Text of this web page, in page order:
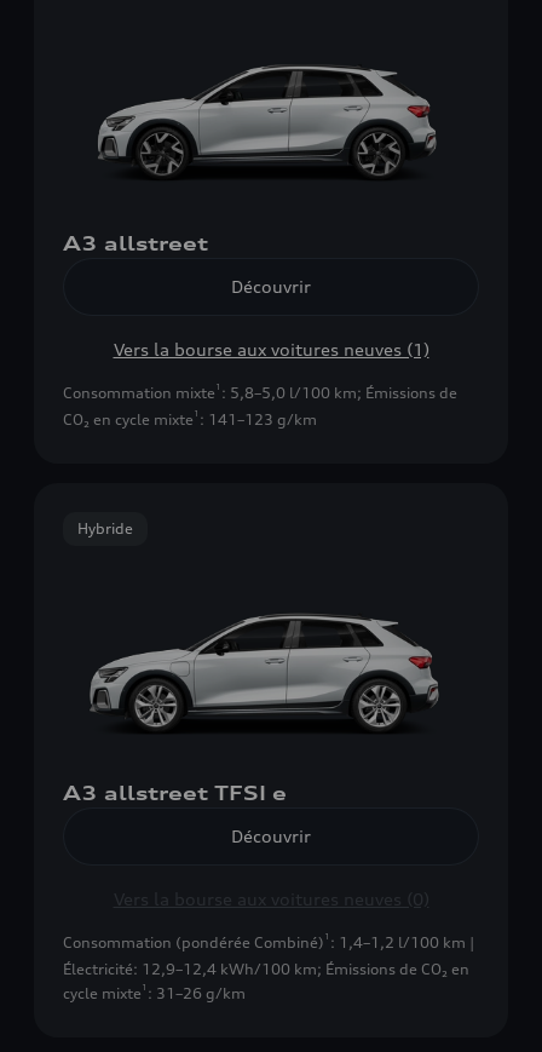
A3 allstreet
Découvrir
Vers la bourse aux voitures neuves (1)
Consommation mixte 1 : 5,8–5,0 l/100 km; Émissions de
CO₂ en cycle mixte 1 : 141–123 g/km
Hybride
A3 allstreet TFSI e
Découvrir
Vers la bourse aux voitures neuves (0)
Consommation (pondérée Combiné) 1 : 1,4–1,2 l/100 km |
Électricité: 12,9–12,4 kWh/100 km; Émissions de CO₂ en
cycle mixte 1 : 31–26 g/km